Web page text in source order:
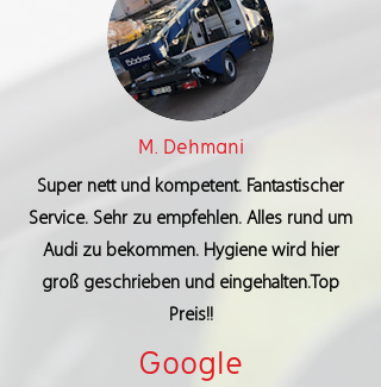
M. Dehmani
Super nett und kompetent. Fantastischer
Service. Sehr zu empfehlen. Alles rund um
Audi zu bekommen. Hygiene wird hier
groß geschrieben und eingehalten.Top
Preis!!
Google